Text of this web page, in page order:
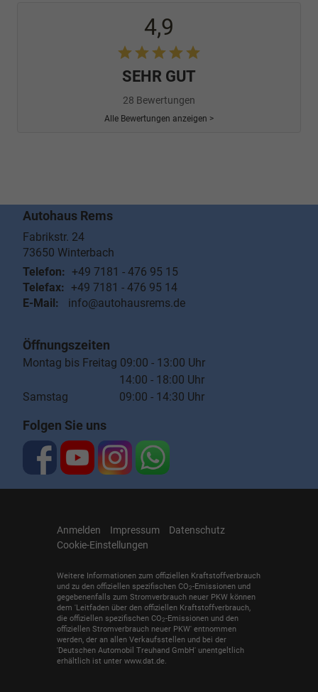
4,9
SEHR GUT
28 Bewertungen
Alle Bewertungen anzeigen >
Autohaus Rems
Fabrikstr. 24
73650 Winterbach
Telefon: +49 7181 - 476 95 15
Telefax: +49 7181 - 476 95 14
E-Mail:
info@autohausrems.de
Öffnungszeiten
Montag bis Freitag 09:00 - 13:00 Uhr
14:00 - 18:00 Uhr
Samstag 09:00 - 14:30 Uhr
Folgen Sie uns
Anmelden Impressum
Datenschutz
Cookie-Einstellungen
Weitere Informationen zum offiziellen Kraftstoffverbrauch
und zu den offiziellen spezifischen CO2-Emissionen und
gegebenenfalls zum Stromverbrauch neuer PKW können
dem 'Leitfaden über den offiziellen Kraftstoffverbrauch,
die offiziellen spezifischen CO2-Emissionen und den
offiziellen Stromverbrauch neuer PKW' entnommen
werden, der an allen Verkaufsstellen und bei der
'Deutschen Automobil Treuhand GmbH' unentgeltlich
erhältlich ist unter www.dat.de.